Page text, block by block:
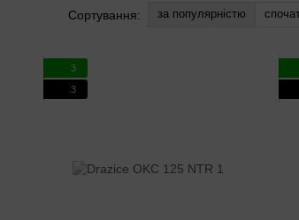
Сортування: за популярністю
3
3